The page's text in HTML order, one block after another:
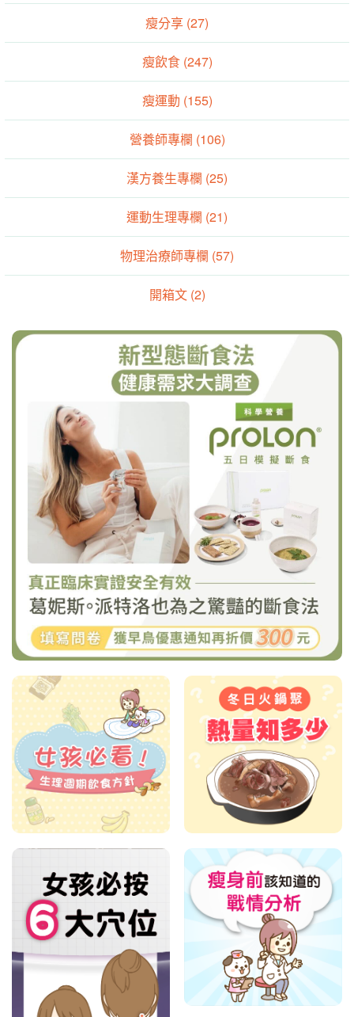
瘦分享 (27)
瘦飲食 (247)
瘦運動 (155)
營養師專欄 (106)
漢方養生專欄 (25)
運動生理專欄 (21)
物理治療師專欄 (57)
開箱文 (2)